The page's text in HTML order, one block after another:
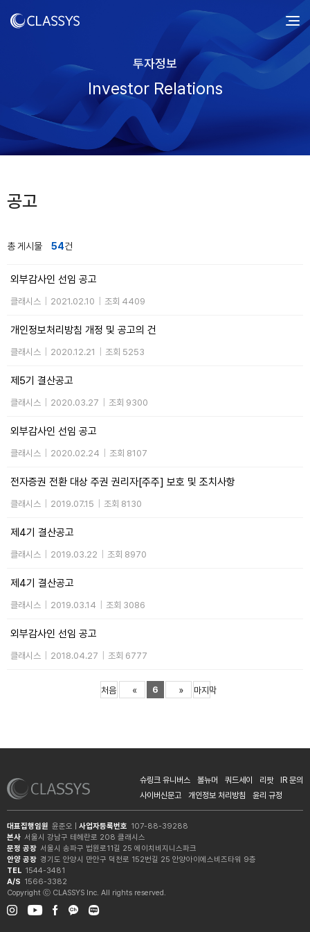
투자정보
Investor Relations
공고
총 게시물 54건
외부감사인 선임 공고
클래시스 2021.02.10 조회 4409
개인정보처리방침 개정 및 공고의 건
클래시스 2020.12.21 조회 5253
제5기 결산공고
클래시스 2020.03.27 조회 9300
외부감사인 선임 공고
클래시스 2020.02.24 조회 8107
전자증권 전환 대상 주권 권리자[주주] 보호 및 조치사항
클래시스 2019.07.15 조회 8130
제4기 결산공고
클래시스 2019.03.22 조회 8970
제4기 결산공고
클래시스 2019.03.14 조회 3086
외부감사인 선임 공고
클래시스 2018.04.27 조회 6777
처음 « 6 » 마지막
슈링크 유니버스 볼뉴머 쿼드세이 리팟
IR 문의
사이버신문고
개인정보 처리방침 윤리 규정
대표집행임원 윤준오 | 사업자등록번호 107-88-39288
본사 서울시 강남구 테헤란로 208 클래시스
문정 공장 서울시 송파구 법원로11길 25 에이치비지니스파크
안양 공장 경기도 안양시 만안구 덕천로 152번길 25 안양아이에스비즈타워 9층
TEL 1544-3481
A/S 1566-3382
Copyright ⓒ CLASSYS Inc. All rights reserved.